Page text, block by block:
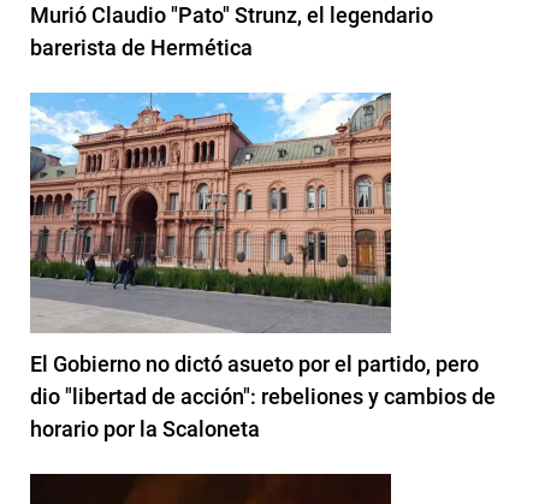
Murió Claudio "Pato" Strunz, el legendario
barerista de Hermética
El Gobierno no dictó asueto por el partido, pero
dio "libertad de acción": rebeliones y cambios de
horario por la Scaloneta